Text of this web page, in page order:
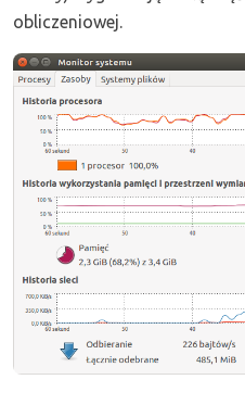
obliczeniowej.